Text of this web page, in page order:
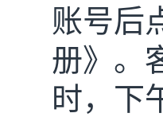
账号后
册》。
时，下